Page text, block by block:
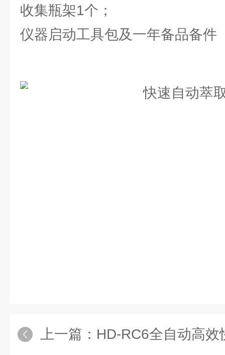
收集瓶架1个；
仪器启动工具包及一年备品备件
上一篇： HD-RC6全自动高